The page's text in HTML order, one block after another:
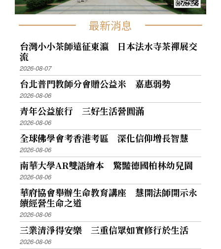
最新消息
台灣小小茶師遠征東瀛 日本法水寺茶禪展交
流
2026-08-07
台北普門教師分會贈公益米 嘉惠弱勢
2026-08-06
青年公益旅行 三好生活營圓滿
2026-08-06
全球佛學會考香港考區 深化信仰增長智慧
2026-08-06
南華大學AR雙語繪本 驚豔德國柏林幼兒園
2026-08-06
華府協會舉辦生命教育講座 慧開法師開示永
續經營生命之道
2026-08-06
三業清淨得安樂 三重信眾如實修行於生活
2026-08-06